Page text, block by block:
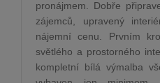
pronájmem. Dobře
zájemců, upravený
nájemní cenu. Prvním
světlého a prostorného
kompletní bílá výmalba